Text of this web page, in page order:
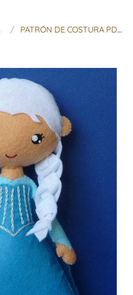
PATRÓN DE COSTURA PDF ELSA DE FIELTRO